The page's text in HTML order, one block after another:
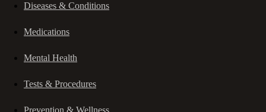
Diseases & Conditions
Medications
Mental Health
Tests & Procedures